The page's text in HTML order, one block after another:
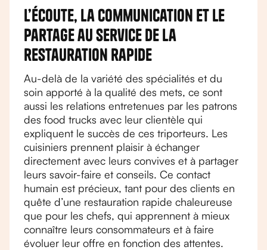
L’écoute, la communication et le
partage au service de la
restauration rapide
Au-delà de la variété des spécialités et du
soin apporté à la qualité des mets, ce sont
aussi les relations entretenues par les patrons
des food trucks avec leur clientèle qui
expliquent le succès de ces triporteurs. Les
cuisiniers prennent plaisir à échanger
directement avec leurs convives et à partager
leurs savoir-faire et conseils. Ce contact
humain est précieux, tant pour des clients en
quête d’une restauration rapide chaleureuse
que pour les chefs, qui apprennent à mieux
connaître leurs consommateurs et à faire
évoluer leur offre en fonction des attentes.